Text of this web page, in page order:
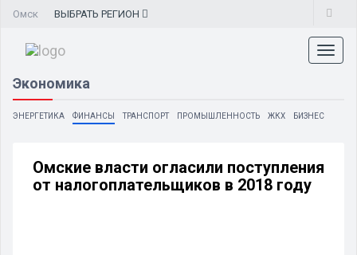
Омск ВЫБРАТЬ РЕГИОН
Экономика
ЭНЕРГЕТИКА ФИНАНСЫ ТРАНСПОРТ ПРОМЫШЛЕННОСТЬ ЖКХ БИЗНЕС
Омские власти огласили поступления
от налогоплательщиков в 2018 году